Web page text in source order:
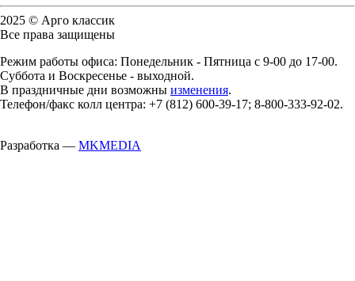
2025 © Арго классик
Все права защищены
Режим работы офиса: Понедельник - Пятница с 9-00 до 17-00.
Суббота и Воскресенье - выходной.
В праздничные дни возможны изменения.
Телефон/факс колл центра: +7 (812) 600-39-17; 8-800-333-92-02.
Разработка — MKMEDIA